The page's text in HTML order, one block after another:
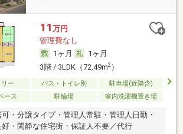
11 万円
管理費なし
1ヶ月
1ヶ月
3階 / 3LDK（72.49m2）
ー バス・トイレ別
駐車場(近隣含)
ース
駐輪場 室内洗濯機置き場
・分譲タイプ・管理人常駐・管理人日勤・
好・閑静な住宅街・保証人不要／代行